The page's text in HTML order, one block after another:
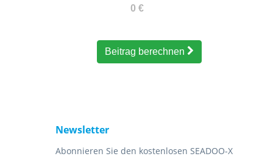
0 €
Beitrag berechnen
Newsletter
Abonnieren Sie den kostenlosen SEADOO-X